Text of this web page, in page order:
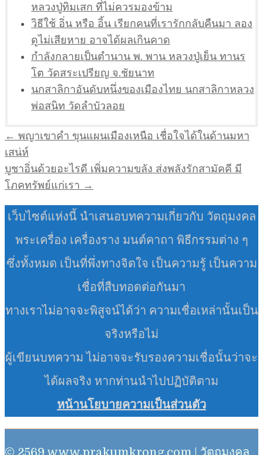
หลวงปู่ทิมเสก ที่ไม่ควรมองข้าม
วิธีใช้ อิ่น หรือ อิ้น เรียกคนที่เรารักกลับคืนมา ลอง
ดูไม่เสียหาย อาจได้ผลเกินคาด
กำลังกลายเป็นตำนาน พ. พาน หลวงปู่เย็น ทานร
โต วัดสระเปรียญ จ.ชัยนาท
นกสาลิกาอันดับหนึ่งของเมืองไทย นกสาลิกาหลวง
พ่อสนิท วัดลำบัวลอย
แนะแนว
เรื่อง
← พญาเขาคำ ขุนแผนเมืองเหนือ เชื่อใจได้ในด้านมหา
เสน่ห์
บูชาอิ่นด้วยอะไรดี เพิ่มความขลัง ส่งพลังรักสามัคคี มี
โภคทรัพย์แก่เรา →
เว็บไซต์แห่งนี้ นำเสนอบทความเกี่ยวกับ วัตถุมงคล
พระเครื่อง เครื่องราง มนต์คาถา พิธีกรรมต่าง ๆ
ซึ่งทั้งหมด เป็นที่พึ่งทางจิตใจ เป็นความรู้ เป็นความ
เชื่อที่สืบทอดต่อกันมา
ทางเราไม่อาจจะพิสูจน์ได้ว่า ความเชื่อเหล่านั้นเป็น
จริงหรือไม่
ผู้เขียนบทความ ไม่อาจจะรับรองความเชื่อนั้นว่าจะ
ได้ผลจริง หากท่านนำไปปฏิบัติตาม
หน้านโยบายความเป็นส่วนตัว
© 2569 www.prakumkrong.com | วัตถุมงคล